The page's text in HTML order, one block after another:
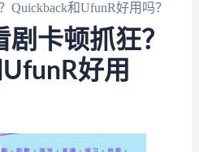
和UfunR好用吗？
卡顿抓狂？
好用